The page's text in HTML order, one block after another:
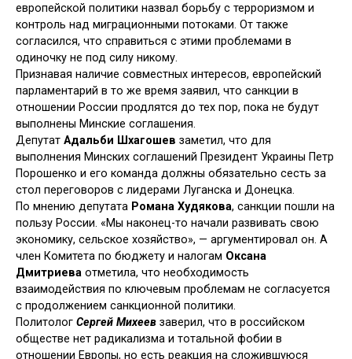
европейской политики назвал борьбу с терроризмом и
контроль над миграционными потоками. От также
согласился, что справиться с этими проблемами в
одиночку не под силу никому.
Признавая наличие совместных интересов, европейский
парламентарий в то же время заявил, что санкции в
отношении России продлятся до тех пор, пока не будут
выполнены Минские соглашения.
Депутат Адальби Шхагошев заметил, что для
выполнения Минских соглашений Президент Украины Петр
Порошенко и его команда должны обязательно сесть за
стол переговоров с лидерами Луганска и Донецка.
По мнению депутата Романа Худякова, санкции пошли на
пользу России. «Мы наконец-то начали развивать свою
экономику, сельское хозяйство», — аргументировал он. А
член Комитета по бюджету и налогам Оксана
Дмитриева отметила, что необходимость
взаимодействия по ключевым проблемам не согласуется
с продолжением санкционной политики.
Политолог Сергей Михеев заверил, что в российском
обществе нет радикализма и тотальной фобии в
отношении Европы, но есть реакция на сложившуюся